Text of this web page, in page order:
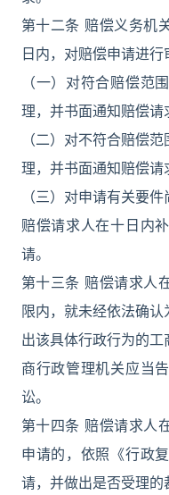
第十二条 赔偿义务机
日内，对赔偿申请进行
（一）对符合赔偿范
理，并书面通知赔偿请
（二）对不符合赔偿
理，并书面通知赔偿请
（三）对申请有关要
赔偿请求人在十日内
请。
第十三条 赔偿请求人
限内，就未经依法确
出该具体行政行为的
商行政管理机关应当
讼。
第十四条 赔偿请求人
申请的，依照《行政
请，并做出是否受理的